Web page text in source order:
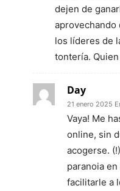
dejen de
aprovechando
los líderes de
tontería.
Day
21 enero 2025
Vaya! Me
online, sin
acogerse.
paranoia
facilitarle a